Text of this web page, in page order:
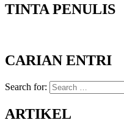
TINTA PENULIS
CARIAN ENTRI
Search for:
ARTIKEL